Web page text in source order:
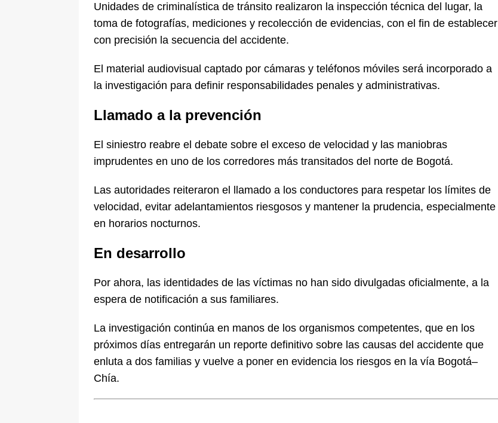
Unidades de criminalística de tránsito realizaron la inspección técnica del lugar, la
toma de fotografías, mediciones y recolección de evidencias, con el fin de establecer
con precisión la secuencia del accidente.
El material audiovisual captado por cámaras y teléfonos móviles será incorporado a
la investigación para definir responsabilidades penales y administrativas.
Llamado a la prevención
El siniestro reabre el debate sobre el exceso de velocidad y las maniobras
imprudentes en uno de los corredores más transitados del norte de Bogotá.
Las autoridades reiteraron el llamado a los conductores para respetar los límites de
velocidad, evitar adelantamientos riesgosos y mantener la prudencia, especialmente
en horarios nocturnos.
En desarrollo
Por ahora, las identidades de las víctimas no han sido divulgadas oficialmente, a la
espera de notificación a sus familiares.
La investigación continúa en manos de los organismos competentes, que en los
próximos días entregarán un reporte definitivo sobre las causas del accidente que
enluta a dos familias y vuelve a poner en evidencia los riesgos en la vía Bogotá–
Chía.